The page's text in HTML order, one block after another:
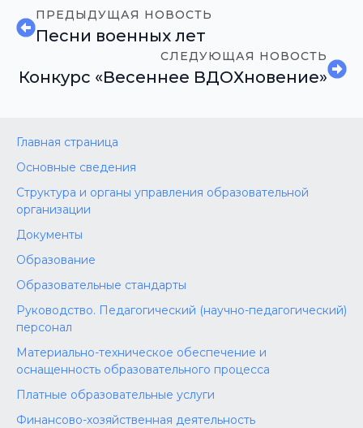
ПРЕДЫДУЩАЯ НОВОСТЬ
Песни военных лет
СЛЕДУЮЩАЯ НОВОСТЬ
Конкурс «Весеннее ВДОХновение»
Главная страница
Основные сведения
Структура и органы управления образовательной
организации
Документы
Образование
Образовательные стандарты
Руководство. Педагогический (научно-педагогический)
персонал
Материально-техническое обеспечение и
оснащенность образовательного процесса
Платные образовательные услуги
Финансово-хозяйственная деятельность